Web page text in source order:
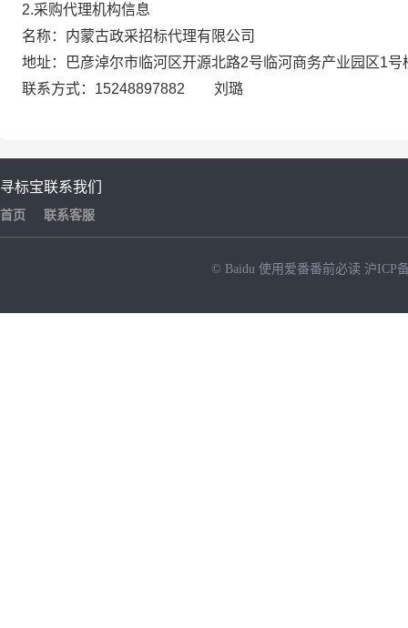
2.采购代理机构信息
名称：内蒙古政采招标代理有限公司
地址：巴彦淖尔市临河区开源北路2号临
联系方式：15248897882 刘璐
寻标宝
首页
联系我们
联系客服
© Baidu 使用爱番番前必读 沪ICP